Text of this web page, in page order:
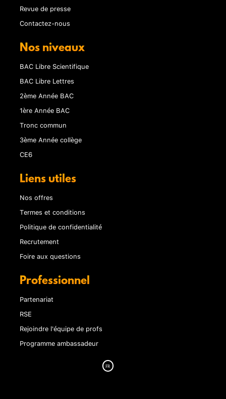
Revue de presse
Contactez-nous
Nos niveaux
BAC Libre Scientifique
BAC Libre Lettres
2ème Année BAC
1ère Année BAC
Tronc commun
3ème Année collège
CE6
Liens utiles
Nos offres
Termes et conditions
Politique de confidentialité
Recrutement
Foire aux questions
Professionnel
Partenariat
RSE
Rejoindre l'équipe de profs
Programme ambassadeur